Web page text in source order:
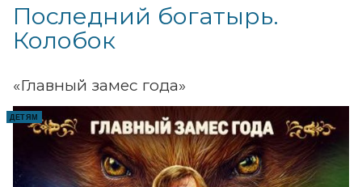
Последний богатырь.
Колобок
«Главный замес года»
ДЕТЯМ